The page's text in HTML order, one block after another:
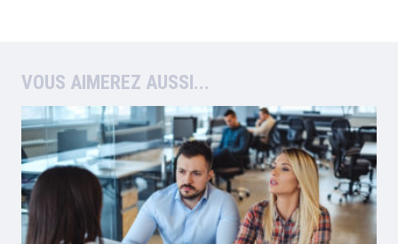
VOUS AIMEREZ AUSSI